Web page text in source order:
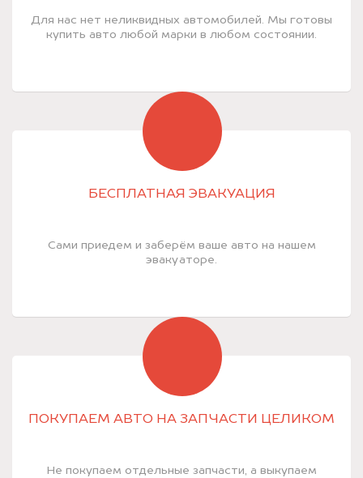
Для нас нет неликвидных автомобилей. Мы готовы
купить авто любой марки в любом состоянии.
БЕСПЛАТНАЯ ЭВАКУАЦИЯ
Сами приедем и заберём ваше авто на нашем
эвакуаторе.
ПОКУПАЕМ АВТО НА ЗАПЧАСТИ ЦЕЛИКОМ
Не покупаем отдельные запчасти, а выкупаем